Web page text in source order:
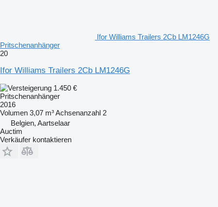
Ifor Williams Trailers 2Cb LM1246G
Pritschenanhänger
20
Ifor Williams Trailers 2Cb LM1246G
1.450 €
Pritschenanhänger
2016
Volumen 3,07 m³Achsenanzahl 2
Belgien, Aartselaar
Auctim
Verkäufer kontaktieren